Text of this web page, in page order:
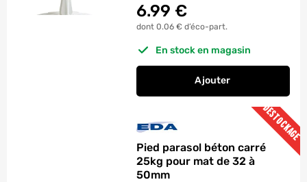
6.99 €
dont 0.06 € d’éco-part.
En stock en magasin
Ajouter
DESTOCKAGE
Pied parasol béton carré
25kg pour mat de 32 à
50mm